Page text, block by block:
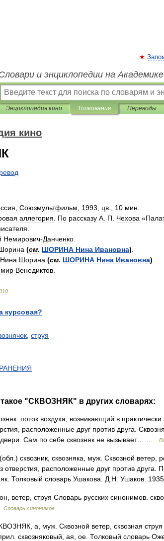
и энциклопедии на Академике
Энциклопедия кино Толкования Переводы
кино
Союзмультфильм 1993 цв 10 мин
аллегория По рассказу А П Чехова «
Немирович-Данченко
(см. ШОРИНА Нина Ивановна)
Нина Шорина (см. ШОРИНА Нина Ивановна)
Венедиктов
курсовая?
струя
"СКВОЗНЯК" в других словарях:
поток воздуха, возникающий в
расположенные друг против друга.
Сам по себе сквозняк не вызывает… …
сквозник, сквозняка, муж. Сквозной ветер,
расположенные друг против друга.
Толковый словарь Ушакова. Д.Н. Ушаков.
ветер, струя Словарь русских синонимов.
Словарь синонимов
а, муж. Сквозной ветер, сквозная струя
сквозняковый, ая, ое. Толковый словарь